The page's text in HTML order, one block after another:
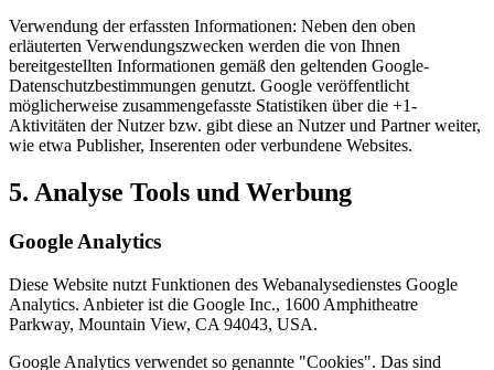
Verwendung der erfassten Informationen: Neben den oben
erläuterten Verwendungszwecken werden die von Ihnen
bereitgestellten Informationen gemäß den geltenden Google-
Datenschutzbestimmungen genutzt. Google veröffentlicht
möglicherweise zusammengefasste Statistiken über die +1-
Aktivitäten der Nutzer bzw. gibt diese an Nutzer und Partner weiter,
wie etwa Publisher, Inserenten oder verbundene Websites.
5. Analyse Tools und Werbung
Google Analytics
Diese Website nutzt Funktionen des Webanalysedienstes Google
Analytics. Anbieter ist die Google Inc., 1600 Amphitheatre
Parkway, Mountain View, CA 94043, USA.
Google Analytics verwendet so genannte "Cookies". Das sind